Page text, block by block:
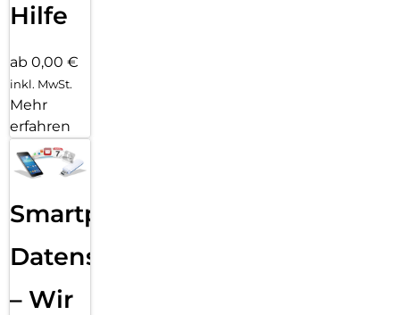
Hilfe
ab 0,00 €
inkl. MwSt.
Mehr
erfahren
Smartphone
Datensicherung
– Wir